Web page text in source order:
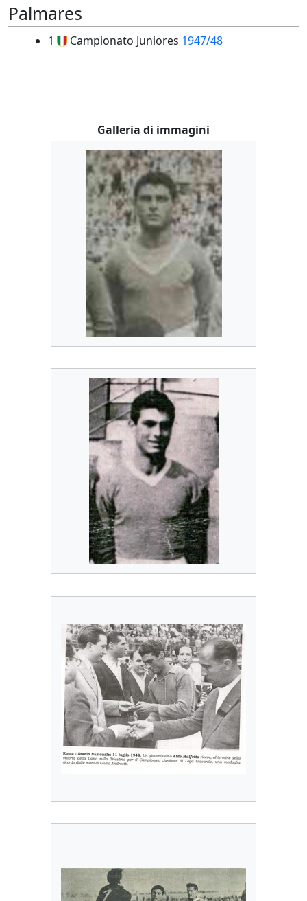
Palmares
1 Campionato Juniores 1947/48
Galleria di immagini